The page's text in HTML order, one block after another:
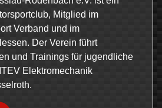
Mitglied im
Verband und im
Der Verein führt
und Trainings für jugendliche
Elektromechanik